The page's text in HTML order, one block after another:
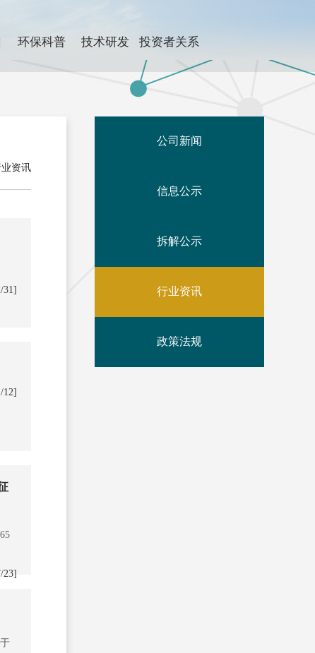
环保科普 技术研发 投资者关系
资讯
31]
12]
23]
公司新闻
信息公示
拆解公示
行业资讯
政策法规